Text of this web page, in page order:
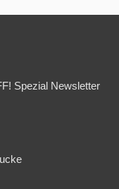
Spezial Newsletter